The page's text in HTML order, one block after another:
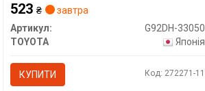
523₴
завтра
Артикул:
G92DH-33050
TOYOTA
Японія
КУПИТИ Код: 272271-11